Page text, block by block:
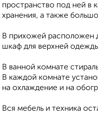
пространство под ней в
хранения, а также
В прихожей расположен
шкаф для верхней
В ванной комнате
В каждой комнате
на охлаждение и на
Вся мебель и техника